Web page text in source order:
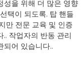
성을 위해 더 많은 영향
택이 되도록. 탑 핸들
만 전문 교육 및 인증
작업자의 반동 관리
되어 있습니다..